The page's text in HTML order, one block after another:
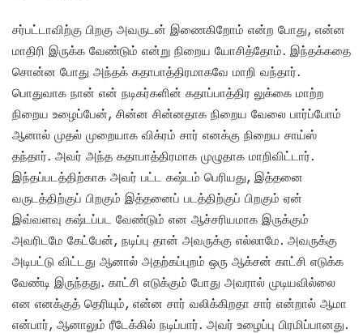
சர்பட்டாவிற்கு பிறகு அவருடன் இணைகிறோம் என்ற போது, என்ன
மாதிரி இருக்க வேண்டும் என்று நிறைய யோசித்தோம். இந்தக்கதை
சொன்ன போது அந்தக் கதாபாத்திரமாகவே மாறி வந்தார்.
பொதுவாக நான் என் நடிகர்களின் கதாப்பாத்திர லுக்கை மாற்ற
நிறைய உழைப்பேன், சின்ன சின்னதாக நிறைய வேலை பார்ப்போம்
ஆனால் முதல் முறையாக விக்ரம் சார் எனக்கு நிறைய சாய்ஸ்
தந்தார். அவர் அந்த கதாபாத்திரமாக முழுதாக மாறிவிட்டார்.
இந்தப்படத்திற்காக அவர் பட்ட கஷ்டம் பெரியது, இத்தனை
வருடத்திற்குப் பிறகும் இத்தனைப் படத்திற்குப் பிறகும் ஏன்
இவ்வளவு கஷ்டப்பட வேண்டும் என ஆச்சரியமாக இருக்கும்
அவரிடமே கேட்பேன், நடிப்பு தான் அவருக்கு எல்லாமே. அவருக்கு
அடிபட்டு விட்டது ஆனால் அதற்கப்புறம் ஒரு ஆக்சன் காட்சி எடுக்க
வேண்டி இருந்தது. காட்சி எடுக்கும் போது அவரால் முடியவில்லை
என எனக்குத் தெரியும், என்ன சார் வலிக்கிறதா சார் என்றால் ஆமா
என்பார், ஆனாலும் ரீடேக்கில் நடிப்பார். அவர் உழைப்பு பிரமிப்பானது.